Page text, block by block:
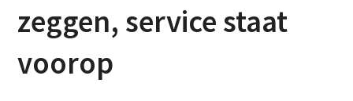
zeggen, service staat
voorop